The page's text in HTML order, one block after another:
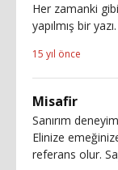
Her zamanki
yapılmış bir
15 yıl önce
Misafir
Sanırım
Elinize
referans olur.